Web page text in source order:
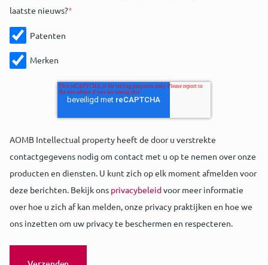
laatste nieuws?*
Patenten
Merken
AOMB Intellectual property heeft de door u verstrekte
contactgegevens nodig om contact met u op te nemen over onze
producten en diensten. U kunt zich op elk moment afmelden voor
deze berichten. Bekijk ons privacybeleidvoor meer informatie
over hoe u zich af kan melden, onze privacy praktijken en hoe we
ons inzetten om uw privacy te beschermen en respecteren.